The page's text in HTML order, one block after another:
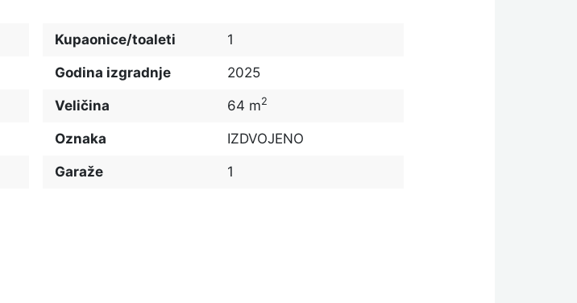
Kupaonice/toaleti 1
Godina izgradnje 2025
Veličina 64 m2
Oznaka IZDVOJENO
Garaže 1